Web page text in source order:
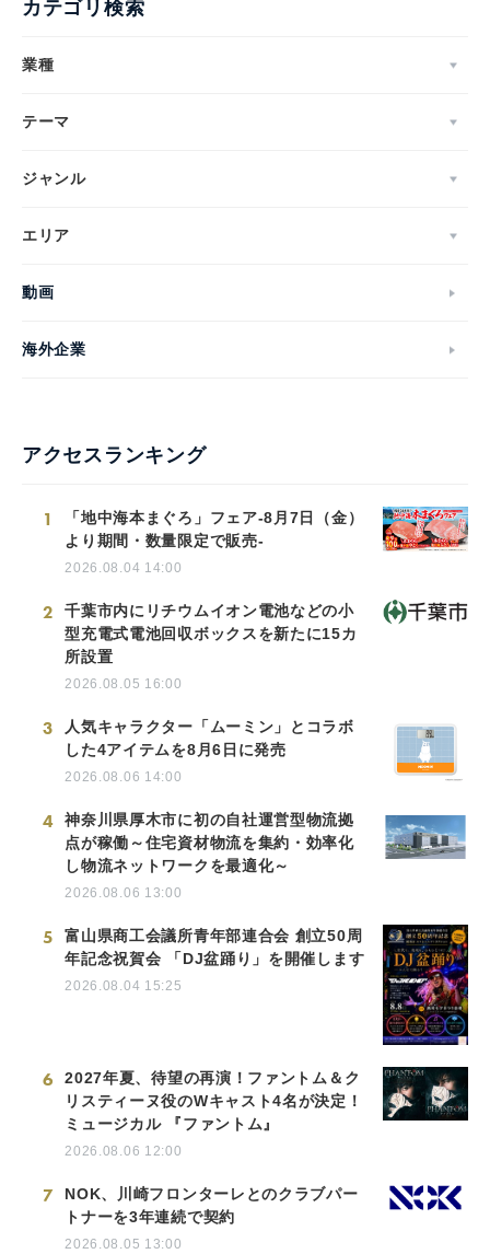
カテゴリ検索
業種
テーマ
ジャンル
エリア
動画
海外企業
アクセスランキング
1
「地中海本まぐろ」フェア-8月7日（金）
より期間・数量限定で販売-
2026.08.04 14:00
2
千葉市内にリチウムイオン電池などの小
型充電式電池回収ボックスを新たに15カ
所設置
2026.08.05 16:00
3
人気キャラクター「ムーミン」とコラボ
した4アイテムを8月6日に発売
2026.08.06 14:00
4
神奈川県厚木市に初の自社運営型物流拠
点が稼働～住宅資材物流を集約・効率化
し物流ネットワークを最適化～
2026.08.06 13:00
5
富山県商工会議所青年部連合会 創立50周
年記念祝賀会 「DJ盆踊り」を開催します
2026.08.04 15:25
6
2027年夏、待望の再演！ファントム＆ク
リスティーヌ役のWキャスト4名が決定！
ミュージカル 『ファントム』
2026.08.06 12:00
7
NOK、川崎フロンターレとのクラブパー
トナーを3年連続で契約
2026.08.05 13:00